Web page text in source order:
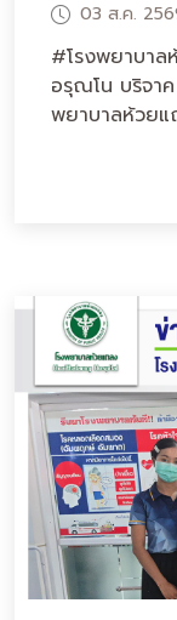
03 ส.ค.
#โรงพยาบา
อรุณโน บริจา
พยาบาลห้วยแ